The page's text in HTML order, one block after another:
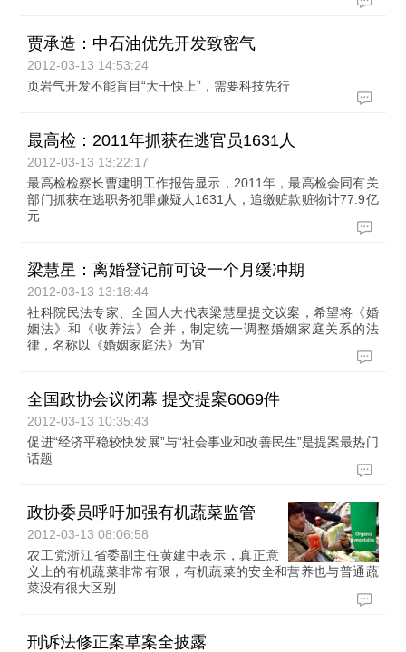
贾承造：中石油优先开发致密气
2012-03-13 14:53:24
页岩气开发不能盲目“大干快上”，需要科技先行
最高检：2011年抓获在逃官员1631人
2012-03-13 13:22:17
最高检检察长曹建明工作报告显示，2011年，最高检会同有关
部门抓获在逃职务犯罪嫌疑人1631人，追缴赃款赃物计77.9亿
元
梁慧星：离婚登记前可设一个月缓冲期
2012-03-13 13:18:44
社科院民法专家、全国人大代表梁慧星提交议案，希望将《婚
姻法》和《收养法》合并，制定统一调整婚姻家庭关系的法
律，名称以《婚姻家庭法》为宜
全国政协会议闭幕 提交提案6069件
2012-03-13 10:35:43
促进“经济平稳较快发展”与“社会事业和改善民生”是提案最热门
话题
政协委员呼吁加强有机蔬菜监管
2012-03-13 08:06:58
农工党浙江省委副主任黄建中表示，真正意
义上的有机蔬菜非常有限，有机蔬菜的安全和营养也与普通蔬
菜没有很大区别
刑诉法修正案草案全披露